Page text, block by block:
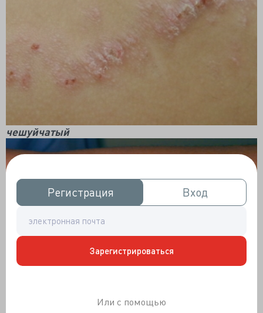
Регистрация
Регистрация Вход
Вход
Зарегистрироваться
Или с помощью
чешуйчатый